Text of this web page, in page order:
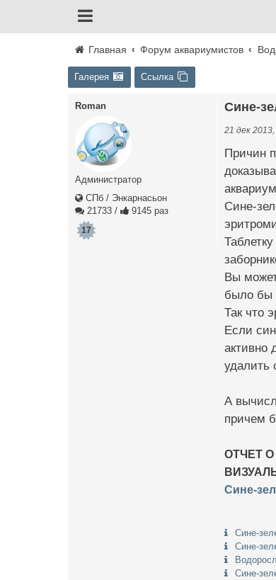
Главная Форум аквариумистов
Галерея Ссылка
Roman
Администратор
СПб / Энкарнасьон
21733 / 9145 раз
17
Сине-
21 дек
Причин
Сине-
Вы
было бы
Так что
Если
активно
удалить
А
причем
ОТЧЕТ
Сине-
Сине-
Сине-
Сине-